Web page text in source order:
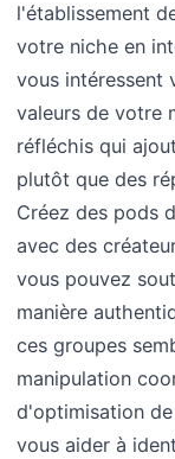
l'établissement
votre niche en
vous intéressent
valeurs de votre
réfléchis qui
plutôt que des
Créez des pods
avec des
vous pouvez
manière
ces groupes
manipulation
d'optimisation
vous aider à